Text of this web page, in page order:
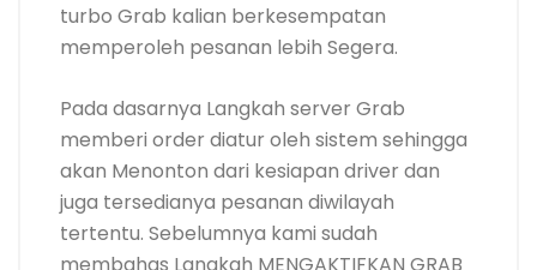
turbo Grab kalian berkesempatan
memperoleh pesanan lebih Segera.
Pada dasarnya Langkah server Grab
memberi order diatur oleh sistem sehingga
akan Menonton dari kesiapan driver dan
juga tersedianya pesanan diwilayah
tertentu. Sebelumnya kami sudah